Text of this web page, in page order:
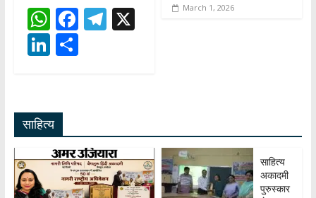
W
h
at
A
p
p
F
ac
e
o
k
T
el
m
X
Li
n
e
dI
n
S
March 1, 2026
साहित्य
साहित्य
अकादमी
पुरुस्कार